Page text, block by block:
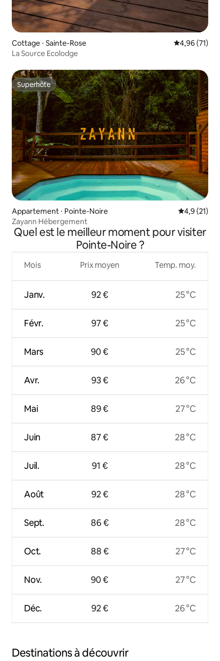
Cottage ⋅ Sainte-Rose Évaluation
4,96 (71)
La Source Ecolodge
Superhôte
Superhôte
Appartement ⋅ Pointe-Noire Évaluation
4,9 (21)
Zayann Hébergement
Quel est le meilleur moment pour visiter
Pointe-Noire ?
Mois
Janv.
Févr.
Mars
Avr.
Mai
Juin
Juil.
Août
Sept.
Oct.
Nov.
Déc.
Prix moyen
92 €
97 €
90 €
93 €
89 €
87 €
91 €
92 €
86 €
88 €
90 €
92 €
Temp. moy.
25 °C
25 °C
25 °C
26 °C
27 °C
28 °C
28 °C
28 °C
28 °C
27 °C
27 °C
26 °C
Destinations à découvrir